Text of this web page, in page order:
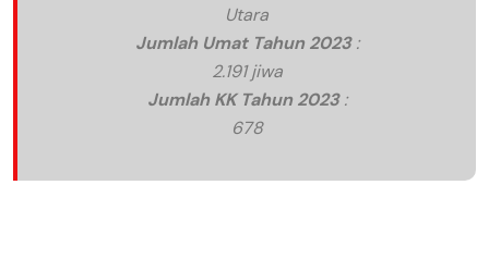
Utara
Jumlah Umat Tahun 2023:
2.191 jiwa
Jumlah KK Tahun 2023:
678